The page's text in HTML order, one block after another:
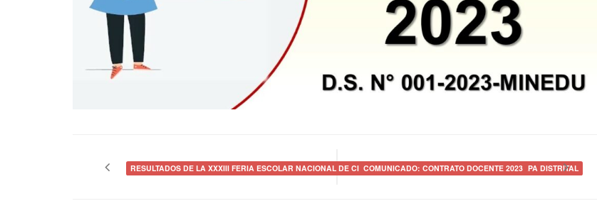
RESULTADOS DE LA XXXIII FERIA ESCOLAR NACIONAL DE CIENCIA Y TECNOLOGÍA «EUREKA» 2023 – ETAPA DISTRITAL
COMUNICADO: CONTRATO DOCENTE 2023